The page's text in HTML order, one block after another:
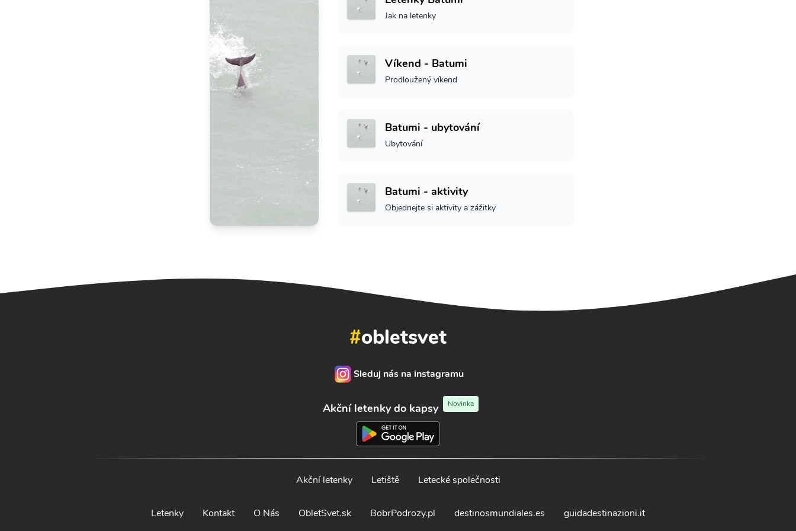
Jak na letenky
Víkend - Batumi
Prodloužený víkend
Batumi - ubytování
Ubytování
Batumi - aktivity
Objednejte si aktivity a zážitky
#obletsvet
Sleduj nás na instagramu
Akční letenky do kapsy Novinka
Akční letenky Letiště Letecké společnosti
Letenky Kontakt O Nás ObletSvet.sk BobrPodrozy.pl destinosmundiales.es guidadestinazioni.it